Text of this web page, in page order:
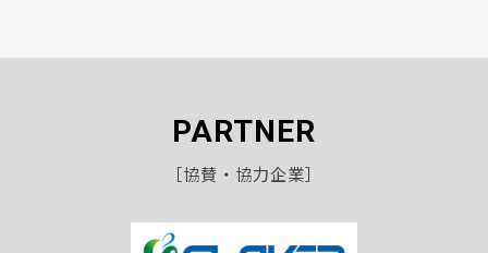
PARTNER
［協賛・協力企業］